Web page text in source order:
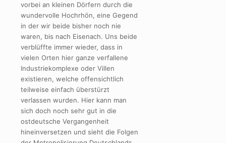
vorbei an kleinen Dörfern durch die
wundervolle Hochrhön, eine Gegend
in der wir beide bisher noch nie
waren, bis nach Eisenach. Uns beide
verblüffte immer wieder, dass in
vielen Orten hier ganze verfallene
Industriekomplexe oder Villen
existieren, welche offensichtlich
teilweise einfach überstürzt
verlassen wurden. Hier kann man
sich doch noch sehr gut in die
ostdeutsche Vergangenheit
hineinversetzen und sieht die Folgen